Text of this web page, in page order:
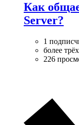
Как
Server?
1
более
226